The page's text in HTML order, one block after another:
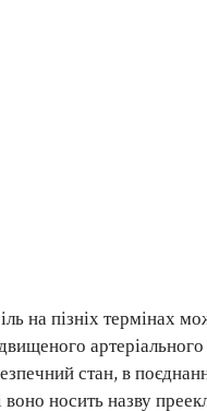
на пізніх термінах
стан, в
воно носить назву